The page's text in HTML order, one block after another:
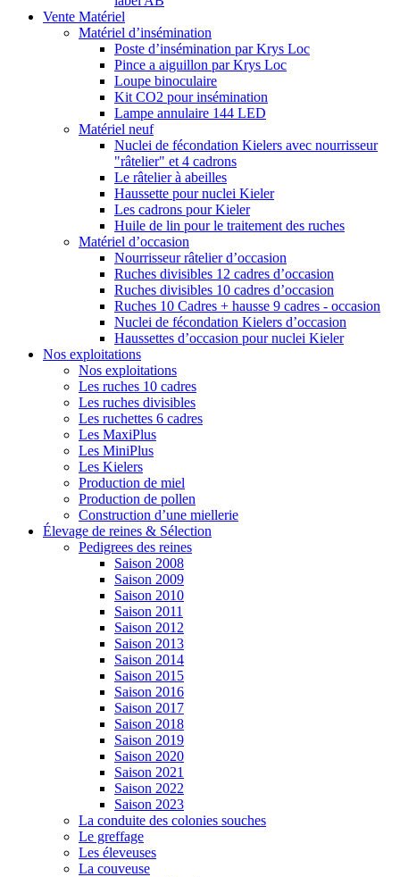
Vente Matériel
Matériel d’insémination
Poste d’insémination par Krys Loc
Pince a aiguillon par Krys Loc
Loupe binoculaire
Kit CO2 pour insémination
Lampe annulaire 144 LED
Matériel neuf
Nuclei de fécondation Kielers avec nourrisseur
"râtelier" et 4 cadrons
Le râtelier à abeilles
Haussette pour nuclei Kieler
Les cadrons pour Kieler
Huile de lin pour le traitement des ruches
Matériel d’occasion
Nourrisseur râtelier d’occasion
Ruches divisibles 12 cadres d’occasion
Ruches divisibles 10 cadres d’occasion
Ruches 10 Cadres + hausse 9 cadres - occasion
Nuclei de fécondation Kielers d’occasion
Haussettes d’occasion pour nuclei Kieler
Nos exploitations
Nos exploitations
Les ruches 10 cadres
Les ruches divisibles
Les ruchettes 6 cadres
Les MaxiPlus
Les MiniPlus
Les Kielers
Production de miel
Production de pollen
Construction d’une miellerie
Élevage de reines & Sélection
Pedigrees des reines
Saison 2008
Saison 2009
Saison 2010
Saison 2011
Saison 2012
Saison 2013
Saison 2014
Saison 2015
Saison 2016
Saison 2017
Saison 2018
Saison 2019
Saison 2020
Saison 2021
Saison 2022
Saison 2023
La conduite des colonies souches
Le greffage
Les éleveuses
La couveuse